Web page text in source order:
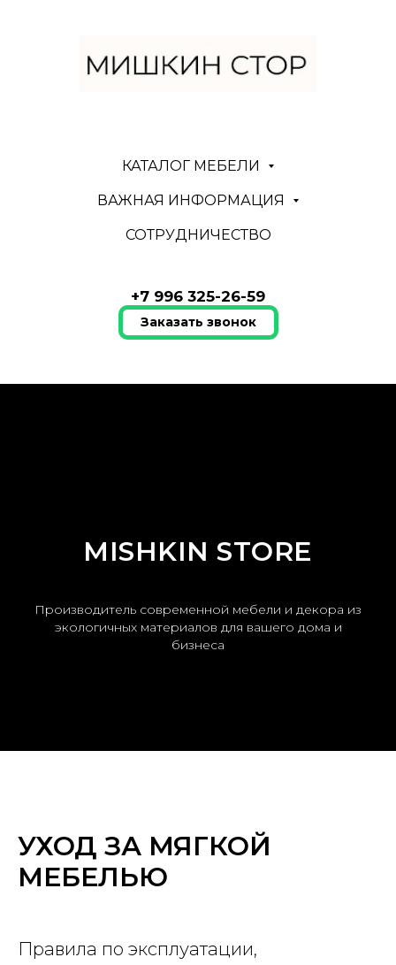
КАТАЛОГ МЕБЕЛИ
ВАЖНАЯ ИНФОРМАЦИЯ
СОТРУДНИЧЕСТВО
+7 996 325-26-59
Заказать звонок
MISHKIN STORE
Производитель современной мебели и декора из
экологичных материалов для вашего дома и
бизнеса
УХОД ЗА МЯГКОЙ
МЕБЕЛЬЮ
Правила по эксплуатации,